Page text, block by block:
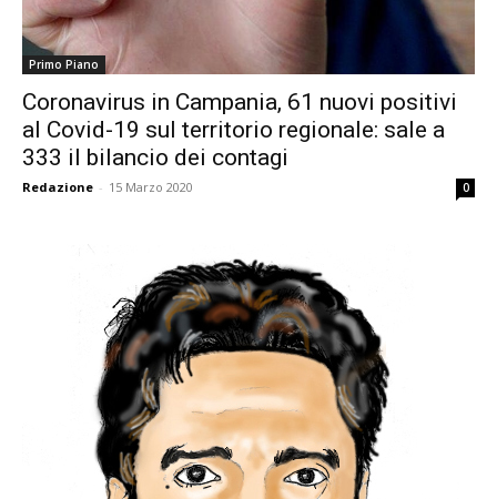
Primo Piano
Coronavirus in Campania, 61 nuovi positivi
al Covid-19 sul territorio regionale: sale a
333 il bilancio dei contagi
Redazione - 15 Marzo 2020 0